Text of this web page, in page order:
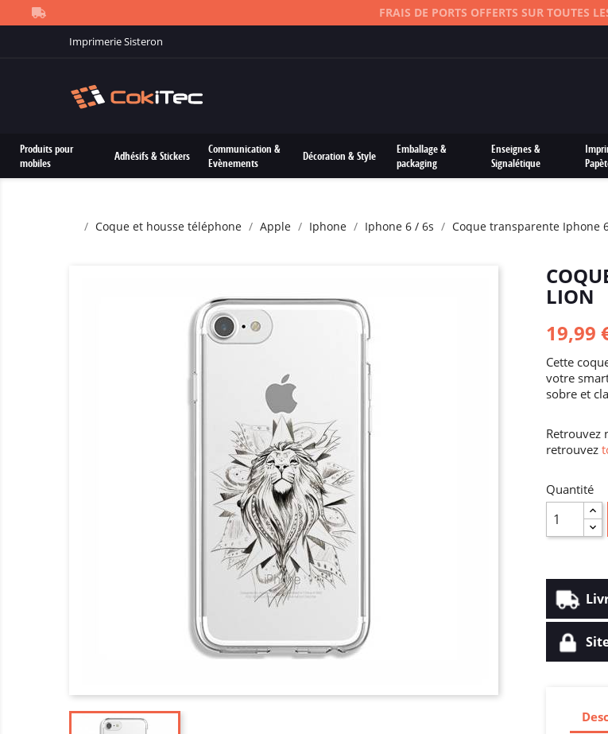
FRAIS DE PORTS OFFERTS SUR TOUTES
Imprimerie Sisteron
Produits pour
mobiles
Adhésifs & Stickers
Communication &
Evènements
Décoration & Style
Emballage &
packaging
Enseignes &
Signalétique
Coque et housse téléphone Apple Iphone Iphone 6 / 6s Coque transparente Iphone
LION
19,99
Cette
votre
sobre et
Retrouvez
retrouvez
Quantité